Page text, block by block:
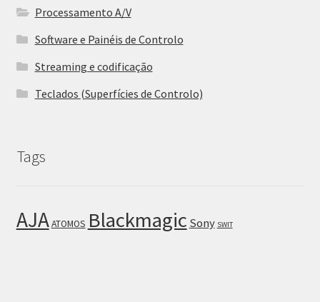
Processamento A/V
Software e Painéis de Controlo
Streaming e codificação
Teclados (Superfícies de Controlo)
Tags
AJAATOMOS Blackmagic Sony SWIT